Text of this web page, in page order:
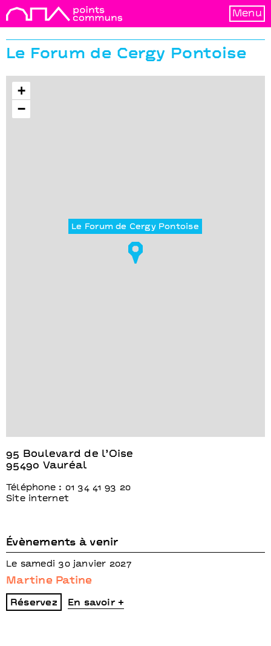
Menu
Le Forum de Cergy Pontoise
95 Boulevard de l’Oise
95490 Vauréal
Téléphone : 01 34 41 93 20
Site internet
Le Forum de Cergy Pontoise
+
−
Évènements à venir
Le samedi 30 janvier 2027
Martine Patine
Réservez En savoir +